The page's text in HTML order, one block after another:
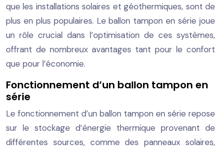
que les installations solaires et géothermiques, sont de
plus en plus populaires. Le ballon tampon en série joue
un rôle crucial dans l’optimisation de ces systèmes,
offrant de nombreux avantages tant pour le confort
que pour l’économie.
Fonctionnement d’un ballon tampon en
série
Le fonctionnement d’un ballon tampon en série repose
sur le stockage d’énergie thermique provenant de
différentes sources, comme des panneaux solaires,